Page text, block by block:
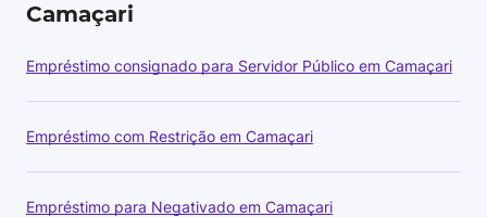
Camaçari
Empréstimo consignado para Servidor Público em Camaçari
Empréstimo com Restrição em Camaçari
Empréstimo para Negativado em Camaçari